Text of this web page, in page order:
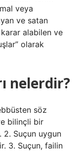
veya
ve satan
alabilen ve
olarak
nelerdir?
söz
bilinçli bir
2. Suçun uygun
3. Suçun, failin